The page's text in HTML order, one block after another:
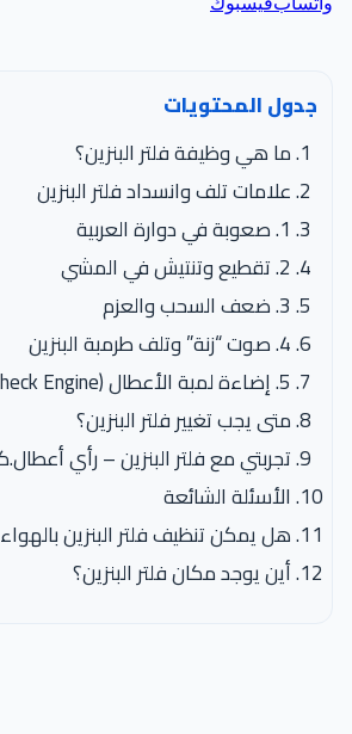
جدول المحتويات
ما هي وظيفة فلتر البنزين؟
علامات تلف وانسداد فلتر البنزين
1. صعوبة في دوارة العربية
2. تقطيع وتنتيش في المشي
3. ضعف السحب والعزم
4. صوت “زنة” وتلف طرمبة البنزين
5. إضاءة لمبة الأعطال (Check Engine)
متى يجب تغيير فلتر البنزين؟
تجربتي مع فلتر البنزين – رأي أعطال.كوم
الأسئلة الشائعة
هل يمكن تنظيف فلتر البنزين بالهواء؟
أين يوجد مكان فلتر البنزين؟